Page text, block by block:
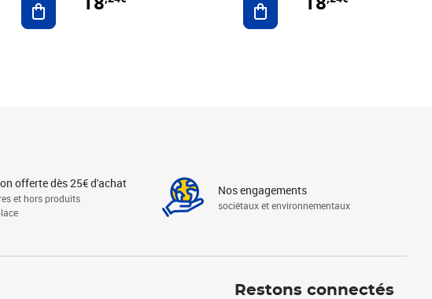
offerte dès 25€ d'achat
et hors produits
Nos engagements
sociétaux et environnementaux
Restons connectés